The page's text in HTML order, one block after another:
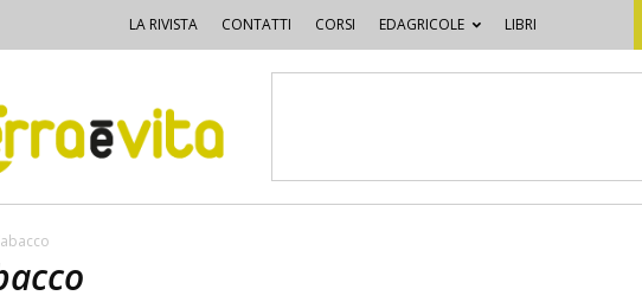
LA RIVISTA CONTATTI CORSI EDAGRICOLE LIBRI